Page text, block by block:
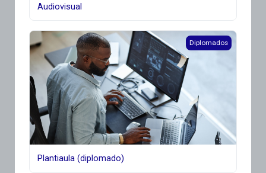
Audiovisual
Plantiaula (diplomado) Diplomados
Plantiaula (diplomado)